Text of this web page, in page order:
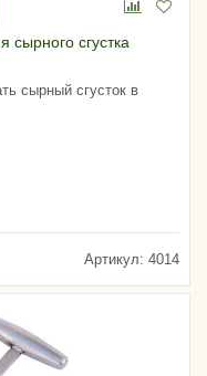
сырного сгустка
сырный сгусток в
Артикул: 4014